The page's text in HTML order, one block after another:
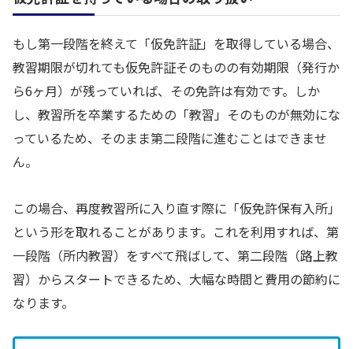
もし第一段階を終えて「仮免許証」を取得している場合、
教習期限が切れても仮免許証そのものの有効期限（発行か
ら6ヶ月）が残っていれば、その免許は有効です。しか
し、教習所を卒業するための「教習」そのものが無効にな
っているため、そのまま第二段階に進むことはできませ
ん。
この場合、再度教習所に入り直す際に「仮免許保有入所」
という形を取れることがあります。これを利用すれば、第
一段階（所内教習）をすべて飛ばして、第二段階（路上教
習）からスタートできるため、大幅な時間と費用の節約に
なります。